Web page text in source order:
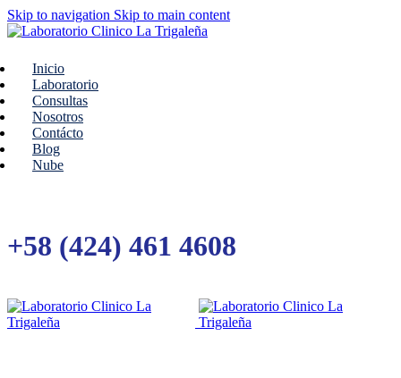
Skip to navigation Skip to main content
Inicio
Laboratorio
Consultas
Nosotros
Contácto
Blog
Nube
+58 (424) 461 4608